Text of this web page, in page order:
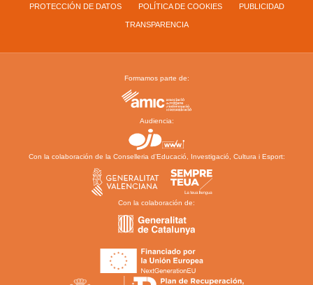
PROTECCIÓN DE DATOS POLÍTICA DE COOKIES PUBLICIDAD
TRANSPARENCIA
Formamos parte de:
Audiencia:
Con la colaboración de la Conselleria d’Educació, Investigació, Cultura i Esport:
Con la colaboración de: